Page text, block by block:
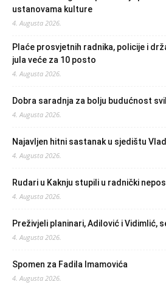
ustanovama kulture
4. Augusta 2026.
Plaće prosvjetnih radnika, policije i
jula veće za 10 posto
4. Augusta 2026.
Dobra saradnja za bolju budućnost
4. Augusta 2026.
Najavljen hitni sastanak u sjedištu
4. Augusta 2026.
Rudari u Kaknju stupili u radnički
4. Augusta 2026.
Preživjeli planinari, Adilović i Vidimlić,
4. Augusta 2026.
Spomen za Fadila Imamovića
4. Augusta 2026.